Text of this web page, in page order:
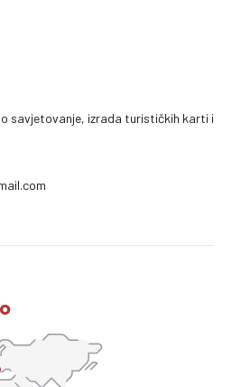
savjetovanje, izrada turističkih karti i